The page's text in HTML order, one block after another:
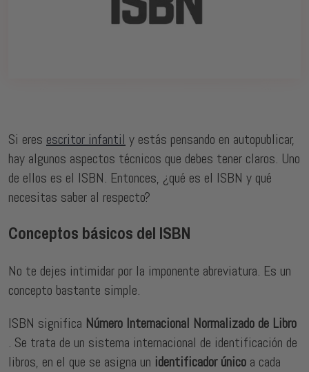
Si eres escritor infantil y estás pensando en autopublicar,
hay algunos aspectos técnicos que debes tener claros. Uno
de ellos es el ISBN. Entonces, ¿qué es el ISBN y qué
necesitas saber al respecto?
Conceptos básicos del ISBN
No te dejes intimidar por la imponente abreviatura. Es un
concepto bastante simple.
ISBN significa Número Internacional Normalizado de Libro
. Se trata de un sistema internacional de identificación de
libros, en el que se asigna un identificador único a cada